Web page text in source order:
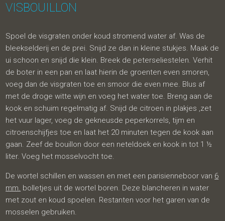
VISBOUILLON
Spoel de visgraten onder koud stromend water af. Was de
bleekselderij en de prei. Snijd ze dan in kleine stukjes. Maak de
ui schoon en snijd die klein. Breek de peterseliestelen. Verhit
de boter in een pan en laat hierin de groenten even smoren,
voeg dan de visgraten toe en smoor die even mee. Blus af
met de droge witte wijn en voeg het water toe. Breng aan de
kook en schuim regelmatig af. Snijd de citroen in plakjes ,zet
het vuur lager, voeg de gekneusde peperkorrels, tijm en
citroenschijfjes toe en laat het 20 minuten tegen de kook aan
gaan. Zeef de bouillon door een neteldoek en kook in tot 1 ½
liter. Voeg het mosselvocht toe.
De wortel schillen en wassen en met een parisienneboor van 6
mm. bolletjes uit de wortel boren. Deze blancheren in water
met zout en koud spoelen. Restanten voor het garen van de
mosselen gebruiken.